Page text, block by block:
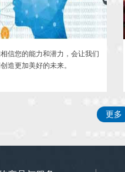
信您的能力和潜力，会让我们
造更加美好的未来。
更多